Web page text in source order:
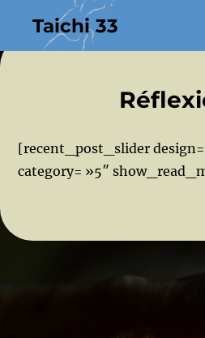
Taichi 33
[recent_post_slider
category= »5″